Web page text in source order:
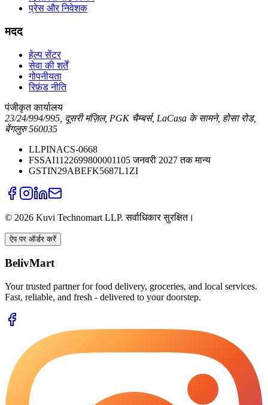
प्रेस और निवेशक
मदद
हेल्प सेंटर
सेवा की शर्तें
गोपनीयता
रिफ़ंड नीति
पंजीकृत कार्यालय
23/24/994/995, दूसरी मंज़िल, PGK चैम्बर्स, LaCasa के सामने, होसा रोड,
बेंगलुरु 560035
LLPINACS-0668
FSSAI1122699800001105 जनवरी 2027 तक मान्य
GSTIN29ABEFK5687L1ZI
© 2026 Kuvi Technomart LLP. सर्वाधिकार सुरक्षित।
ऐप पर ऑर्डर करें
BelivMart
Your trusted partner for food delivery, groceries, and local services.
Fast, reliable, and fresh - delivered to your doorstep.